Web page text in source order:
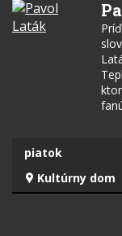
aj
piatok
Kultúrny dom